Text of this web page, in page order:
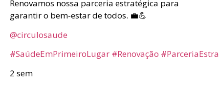
Renovamos nossa parceria estratégica para
garantir o bem-estar de todos. 💼💪
@circulosaude
#SaúdeEmPrimeiroLugar #Renovação
2 sem